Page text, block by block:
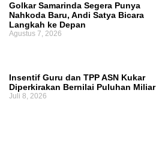
Golkar Samarinda Segera Punya
Nahkoda Baru, Andi Satya Bicara
Langkah ke Depan
Agustus 7, 2026
Insentif Guru dan TPP ASN Kukar
Diperkirakan Bernilai Puluhan Miliar
Juli 8, 2026